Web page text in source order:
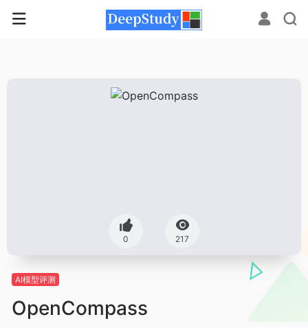
0 217
AI模型评测
OpenCompass